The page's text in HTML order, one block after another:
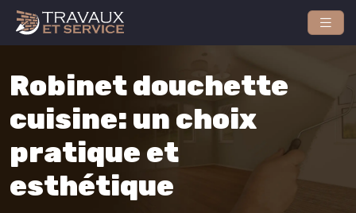
Robinet douchette
cuisine: un choix
pratique et
esthétique